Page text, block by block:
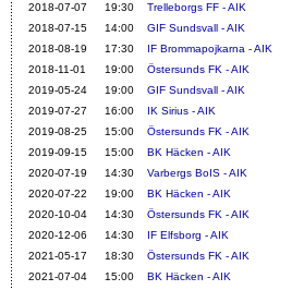
2018-07-07
19:30 Trelleborgs FF - AIK
2018-07-15
14:00 GIF Sundsvall - AIK
2018-08-19
17:30 IF Brommapojkarna - AIK
2018-11-01
19:00 Östersunds FK - AIK
2019-05-24
19:00 GIF Sundsvall - AIK
2019-07-27
16:00 IK Sirius - AIK
2019-08-25
15:00 Östersunds FK - AIK
2019-09-15
15:00 BK Häcken - AIK
2020-07-19
14:30 Varbergs BoIS - AIK
2020-07-22
19:00 BK Häcken - AIK
2020-10-04
14:30 Östersunds FK - AIK
2020-12-06
14:30 IF Elfsborg - AIK
2021-05-17
18:30 Östersunds FK - AIK
2021-07-04
15:00 BK Häcken - AIK